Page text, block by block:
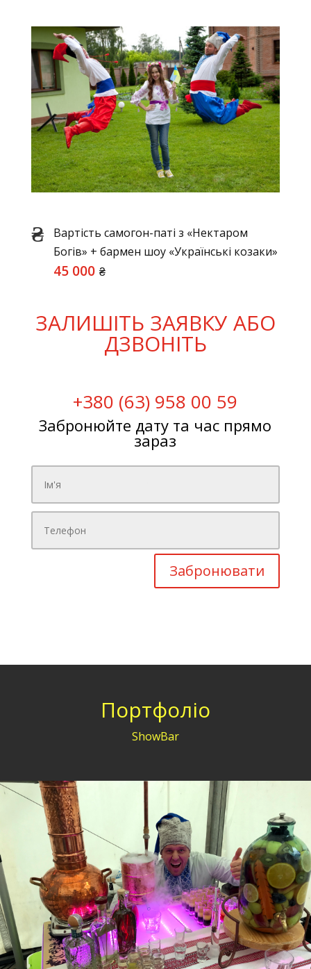
Вартість самогон-паті з «Нектаром
Богів» + бармен шоу «Українські козаки»
45 000 ₴
ЗАЛИШІТЬ ЗАЯВКУ АБО
ДЗВОНІТЬ
+380 (63) 958 00 59
Забронюйте дату та час прямо
зараз
Забронювати
Портфоліо
ShowBar